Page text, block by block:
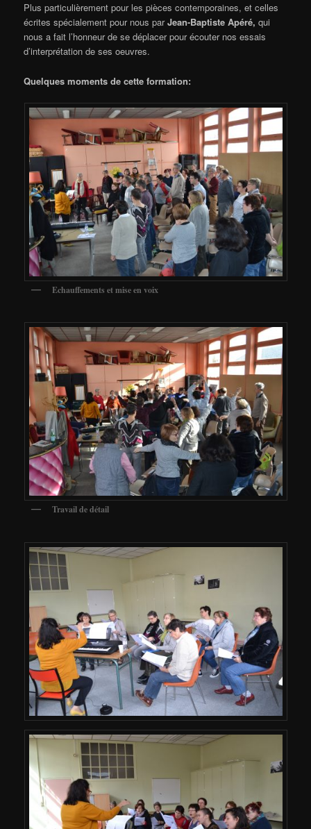
Plus particulièrement pour les pièces contemporaines, et celles
écrites spécialement pour nous parJean-Baptiste Apéré,qui
nous a fait l’honneur de se déplacer pour écouter nos essais
d’interprétation de ses oeuvres.
Quelques moments de cette formation:
Echauffements et mise en voix
Travail de détail